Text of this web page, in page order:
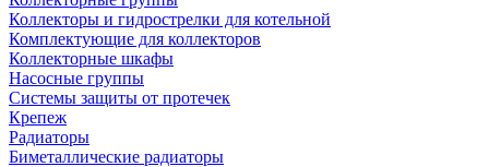
Коллекторы и гидрострелки для котельной
Комплектующие для коллекторов
Коллекторные шкафы
Насосные группы
Системы защиты от протечек
Крепеж
Радиаторы
Биметаллические радиаторы